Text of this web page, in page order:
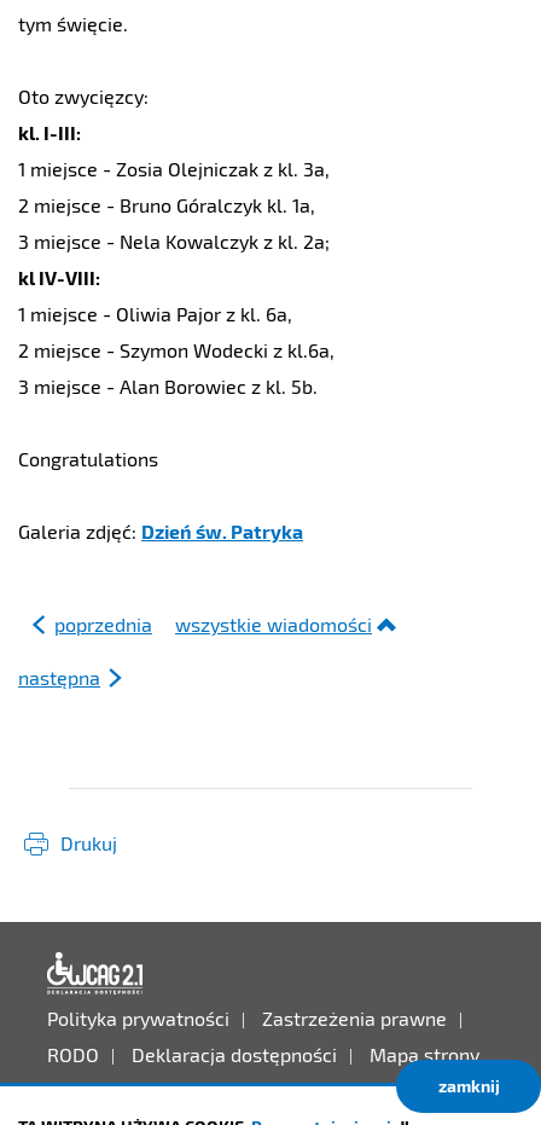
zamknij
tym święcie.
Oto zwycięzcy:
kl. I-III:
1 miejsce - Zosia Olejniczak z kl. 3a,
2 miejsce - Bruno Góralczyk kl. 1a,
3 miejsce - Nela Kowalczyk z kl. 2a;
kl IV-VIII:
1 miejsce - Oliwia Pajor z kl. 6a,
2 miejsce - Szymon Wodecki z kl.6a,
3 miejsce - Alan Borowiec z kl. 5b.
Congratulations
Galeria zdjęć: Dzień św. Patryka
poprzednia wszystkie wiadomości
następna
Drukuj
Polityka prywatności
Zastrzeżenia prawne
RODO
Deklaracja dostępności Mapa strony
Projekt: IntraCOM.pl